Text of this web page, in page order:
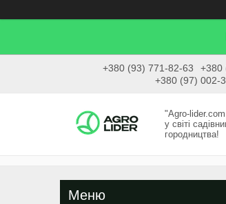
+380 (93) 771-82-63
+380
+380 (97) 002-
"Agro-
у світі
городництва!